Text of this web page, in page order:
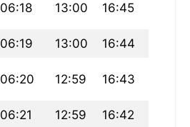
06:18 13:00 16:45
06:19 13:00 16:44
06:20 12:59 16:43
06:21 12:59 16:42